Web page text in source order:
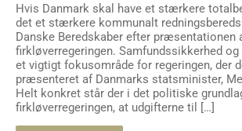
Hvis Danmark skal have et stærkere
det et stærkere kommunalt
Danske Beredskaber efter præsentationen
firkløverregeringen. Samfundssikkerhed
et vigtigt fokusområde for regeringen, der
præsenteret af Danmarks statsminister,
Helt konkret står der i det politiske
firkløverregeringen, at udgifterne til […]